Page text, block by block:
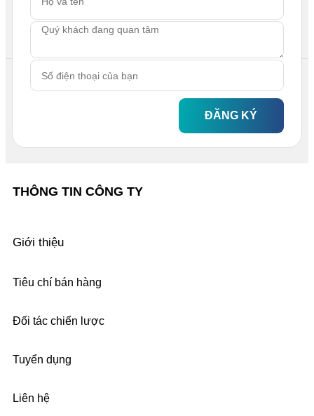
ĐĂNG KÝ
THÔNG TIN CÔNG TY
Giới thiệu
Tiêu chí bán hàng
Đối tác chiến lược
Tuyển dụng
Liên hệ